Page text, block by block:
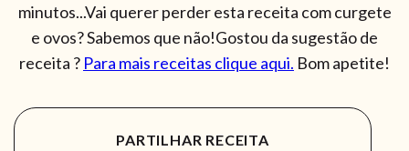
minutos...Vai querer perder esta receita com curgete
e ovos? Sabemos que não!Gostou da sugestão de
receita ? Para mais receitas clique aqui. Bom apetite!
PARTILHAR RECEITA